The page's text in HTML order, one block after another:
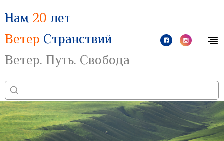
Нам 20 лет
Ветер Странствий
Ветер. Путь. Свобода